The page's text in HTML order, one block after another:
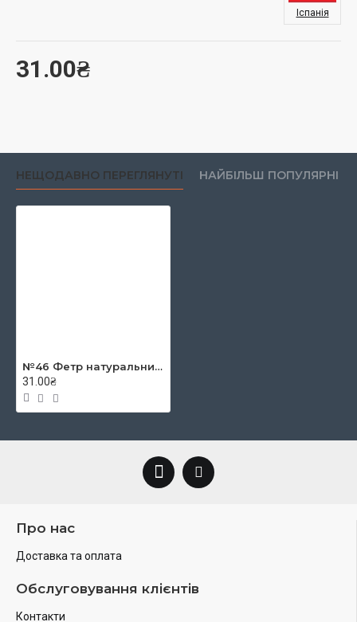
31.00₴
Іспанія
НЕЩОДАВНО ПЕРЕГЛЯНУТІ НАЙБІЛЬШ ПОПУЛЯРНІ
№46 Фетр натуральний, 20*30 см, весняний бутон
31.00₴
Про нас
Доставка та оплата
Обслуговування клієнтів
Контакти